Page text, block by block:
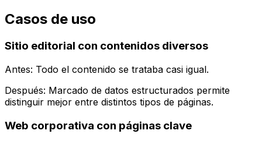
Casos de uso
Sitio editorial con contenidos diversos
Antes: Todo el contenido se trataba casi igual.
Después: Marcado de datos estructurados permite
distinguir mejor entre distintos tipos de páginas.
Web corporativa con páginas clave